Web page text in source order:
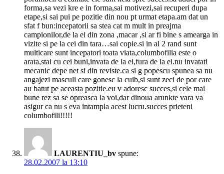
forma,sa vezi kre e in forma,sai motivezi,sai recuperi dupa
etape,si sai pui pe pozitie din nou pt urmat etapa.am dat un
sfat f bun:incepatorii sa stea cat m mult in preajma
campionilor,de la ei din zona ,macar ,si ar fi bine s amearga in
vizite si pe la cei din tara…sai copie.si in al 2 rand sunt
multicare sunt incepatori toata viata,columbofilia este o
arata,stai cu cei buni,invata de la ei,fura de la ei.nu invatati
mecanic depe net si din reviste.ca si g popescu spunea sa nu
angajezi masculi care gonesc la cuib,si sunt zeci de por care
au batut pe aceasta pozitie.eu v adoresc succes,si cele mai
bune rez sa se opreasca la voi,dar dinoua arunkte vara va
asigur ca nu s eva intampla acest lucru.succes prieteni
columbofili!!!!!
LAURENTIU_bv spune:
28.02.2007 la 13:10